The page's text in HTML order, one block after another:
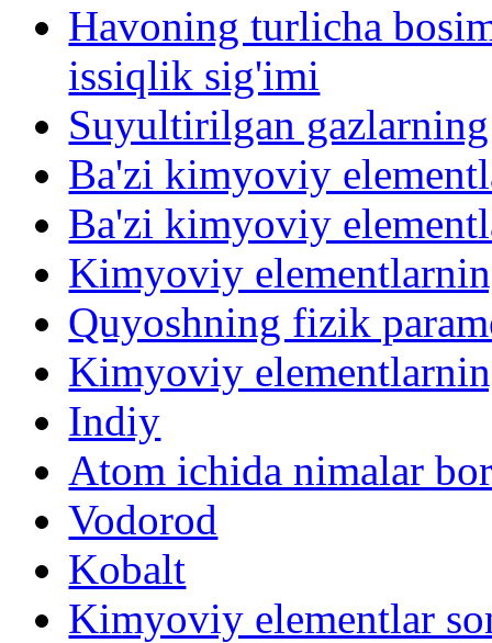
Havoning turlicha
issiqlik sig'imi
Suyultirilgan
Ba'zi kimyoviy
Ba'zi kimyoviy
Kimyoviy
Quyoshning fizik
Kimyoviy
Indiy
Atom ichida nimalar
Vodorod
Kobalt
Kimyoviy elementlar